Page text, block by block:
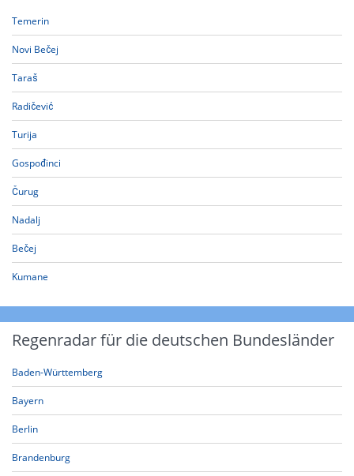
Temerin
Novi Bečej
Taraš
Radičević
Turija
Gospođinci
Čurug
Nadalj
Bečej
Kumane
Regenradar für die deutschen Bundesländer
Baden-Württemberg
Bayern
Berlin
Brandenburg